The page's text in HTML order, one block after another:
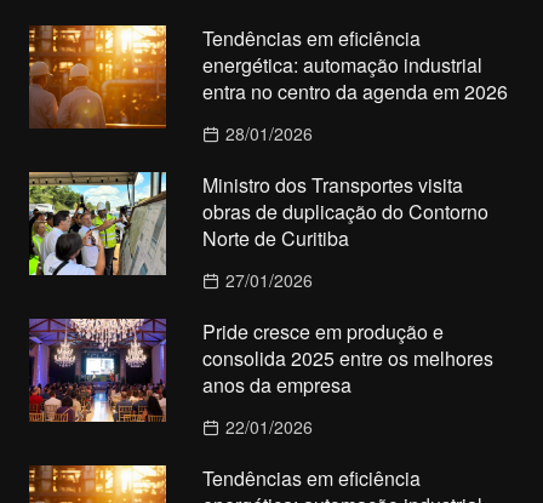
Tendências em eficiência
energética: automação industrial
entra no centro da agenda em 2026
28/01/2026
Ministro dos Transportes visita
obras de duplicação do Contorno
Norte de Curitiba
27/01/2026
Pride cresce em produção e
consolida 2025 entre os melhores
anos da empresa
22/01/2026
Tendências em eficiência